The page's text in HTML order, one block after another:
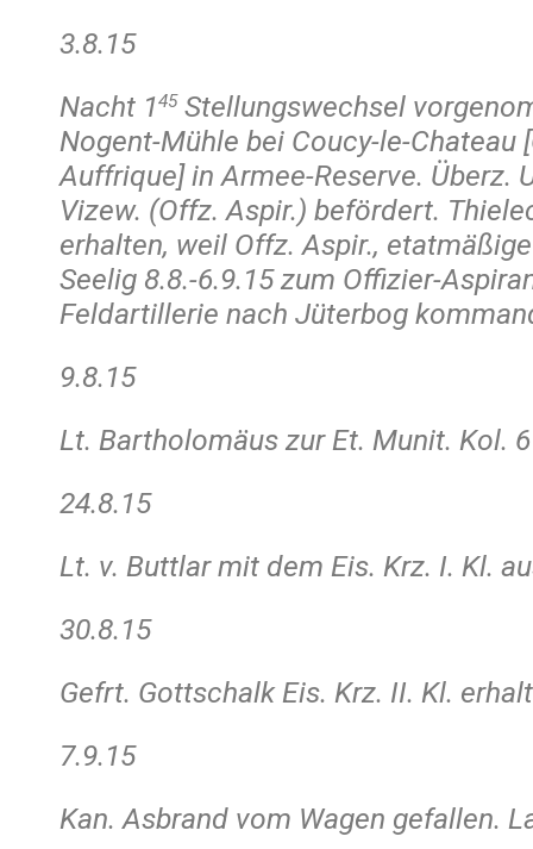
3.8.15
Nacht 145Stellungswechsel
Nogent-Mühle bei Coucy-le-Chateau
Auffrique] in Armee-Reserve. Überz.
Vizew. (Offz. Aspir.) befördert.
erhalten, weil Offz. Aspir.,
Seelig 8.8.-6.9.15 zum Offizier-
Feldartillerie nach Jüterbog
9.8.15
Lt. Bartholomäus zur Et. Munit. Kol.
24.8.15
Lt. v. Buttlar mit dem Eis. Krz. I. Kl.
30.8.15
Gefrt. Gottschalk Eis. Krz. II. Kl.
7.9.15
Kan. Asbrand vom Wagen gefallen.